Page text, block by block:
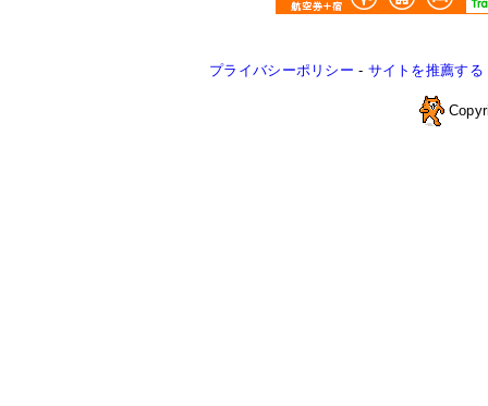
プライバシーポリシー - サイトを推薦する